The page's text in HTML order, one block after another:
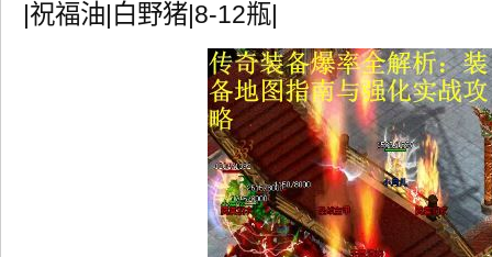
|祝福油|白野猪|8-12瓶|